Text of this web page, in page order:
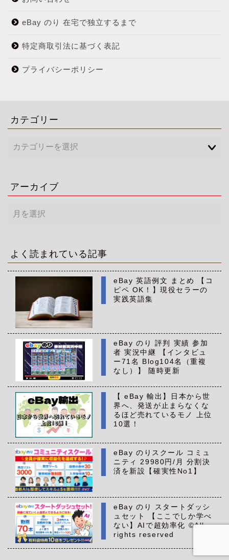
eBay のり 在宅で独立するまで
特定商取引法に基づく表記
プライバシーポリシー
カテゴリー
アーカイブ
ー
ブ
よく読まれている記事
eBay 英語例文 まとめ 【コ
ピペ OK！】現役セラーの
実践英語集
eBay のり 評判 実績 参加
者 実況中継 【インタビュ
ー71名 Blog104名（重複
なし）】 随時更新
【 eBay 輸出】日本から世
界へ、発送が止まらなくな
るほど売れているモノ 上位
10選！
eBay のりスクール コミュ
ニティ 29980円/月 分割決
済を新設【確実性No1】
eBay のり スタートダッシ
ュセット 【ここでしか学べ
ない】AIで超効率化 ©All
rights reserved